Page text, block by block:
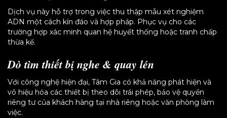
Dịch vụ này hỗ trợ trong việc thu thập mẫu xét nghiệm
ADN một cách kín đáo và hợp pháp. Phục vụ cho các
trường hợp xác minh quan hệ huyết thống hoặc tranh chấp
thừa kế.
Dò tìm thiết bị nghe & quay lén
Với công nghệ hiện đại, Tâm Gia có khả năng phát hiện và
vô hiệu hóa các thiết bị theo dõi trái phép, bảo vệ quyền
riêng tư của khách hàng tại nhà riêng hoặc văn phòng làm
việc.